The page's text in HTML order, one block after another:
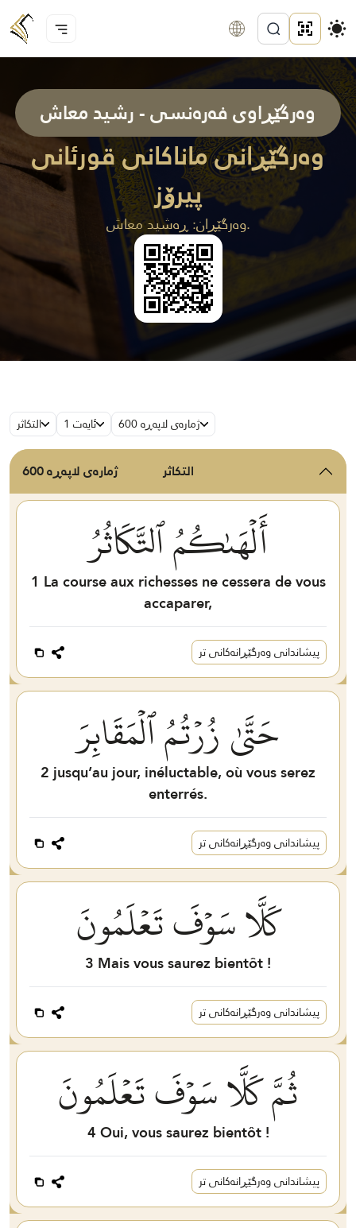
وەرگێڕاوی فەرەنسی - رشید معاش
وەرگێڕانی ماناکانی قورئانی
پیرۆز
وەرگێڕان: ڕەشيد معاش.
التكاثر ئایەت 1 ژمارەی لاپەڕە 600
ژمارەی لاپەڕە 600 التكاثر
أَلۡهَىٰكُمُ ٱلتَّكَاثُرُ
1 La course aux richesses ne cessera de vous
accaparer,
پیشاندانی وەرگێڕانەکانی تر
حَتَّىٰ زُرۡتُمُ ٱلۡمَقَابِرَ
2jusqu’au jour, inéluctable, où vous serez
enterrés.
پیشاندانی وەرگێڕانەکانی تر
كَلَّا سَوۡفَ تَعۡلَمُونَ
3 Mais vous saurez bientôt !
پیشاندانی وەرگێڕانەکانی تر
ثُمَّ كَلَّا سَوۡفَ تَعۡلَمُونَ
4Oui, vous saurez bientôt !
پیشاندانی وەرگێڕانەکانی تر